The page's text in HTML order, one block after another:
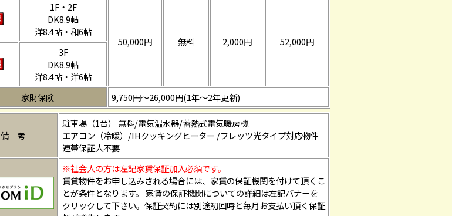
1F・2F
DK8.9帖
洋8.4帖・和6帖
50,000円
無料 2,000円
52,000円
3F
DK8.9帖
洋8.4帖・洋6帖
家財保険
9,750円～26,000円(1年～2年更新)
備 考
駐車場（1台） 無料/電気温水器/蓄熱式電気暖房機
エアコン（冷暖）/IHクッキングヒーター /フレッツ光タイプ対応物件
連帯保証人不要
※社会人の方は左記家賃保証加入必須です。
賃貸物件をお申し込みされる場合には、家賃の保証機関を付けて頂くこ
とが条件となります。 家賃の保証機関についての詳細は左記バナーを
クリックして下さい。保証契約には別途初回時と毎月お支払い頂く保証